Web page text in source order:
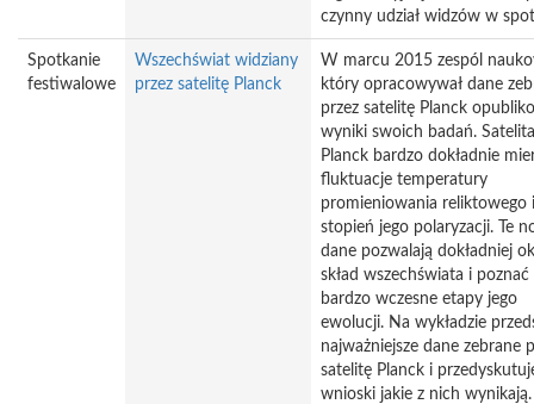
czynny udział widzów w
Spotkanie
festiwalowe
Wszechświat widziany
przez satelitę Planck
W marcu 2015 zespól
który opracowywał dane
przez satelitę Planck
wyniki swoich badań. Satelita
Planck bardzo dokładnie
fluktuacje temperatury
promieniowania reliktowego i
stopień jego polaryzacji. Te
dane pozwalają dokładniej
skład wszechświata i poznać
bardzo wczesne etapy jego
ewolucji. Na wykładzie
najważniejsze dane zebrane
satelitę Planck i
wnioski jakie z nich wynikają.